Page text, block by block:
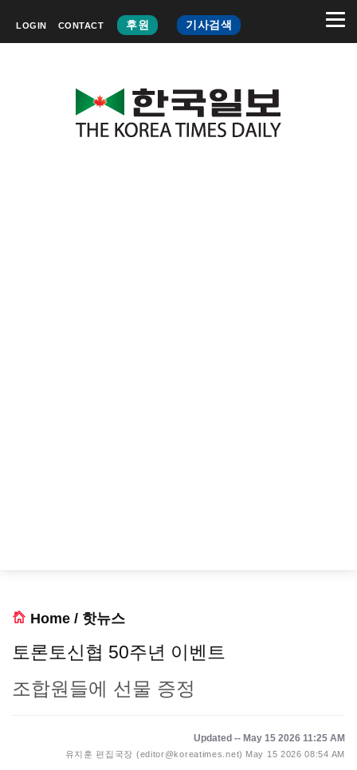
LOGIN CONTACT 후원 기사검색
Home / 핫뉴스
토론토신협 50주년 이벤트
조합원들에 선물 증정
Updated -- May 15 2026 11:25 AM
유지훈 편집국장 (editor@koreatimes.net) May 15 2026 08:54 AM